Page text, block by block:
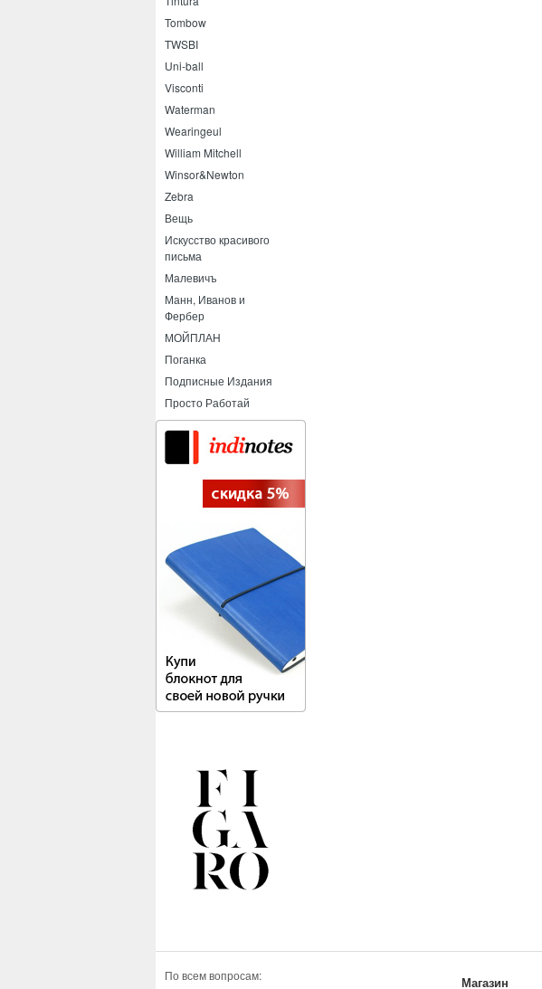
Tombow
TWSBI
Uni-ball
Visconti
Waterman
Wearingeul
William Mitchell
Winsor&Newton
Zebra
Вещь
Искусство красивого
письма
Малевичъ
Манн, Иванов и
Фербер
МОЙПЛАН
Поганка
Подписные Издания
Просто Работай
По всем вопросам: Магазин